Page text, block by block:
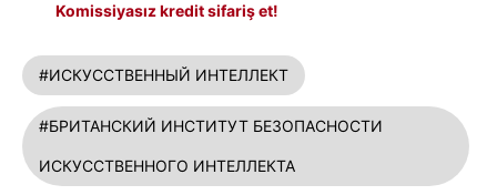
Komissiyasız kredit sifariş et!
#ИСКУССТВЕННЫЙ ИНТЕЛЛЕКТ
#БРИТАНСКИЙ ИНСТИТУТ БЕЗОПАСНОСТИ
ИСКУССТВЕННОГО ИНТЕЛЛЕКТА